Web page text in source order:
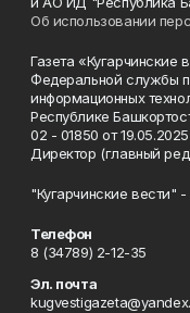
Об использовании
Газета «Кугарчинские
Федеральной службы
информационных
Республике
02 - 01850 от 19.05.2025
Директор (главный
"Кугарчинские вести"
Телефон
8 (34789) 2-12-35
Эл. почта